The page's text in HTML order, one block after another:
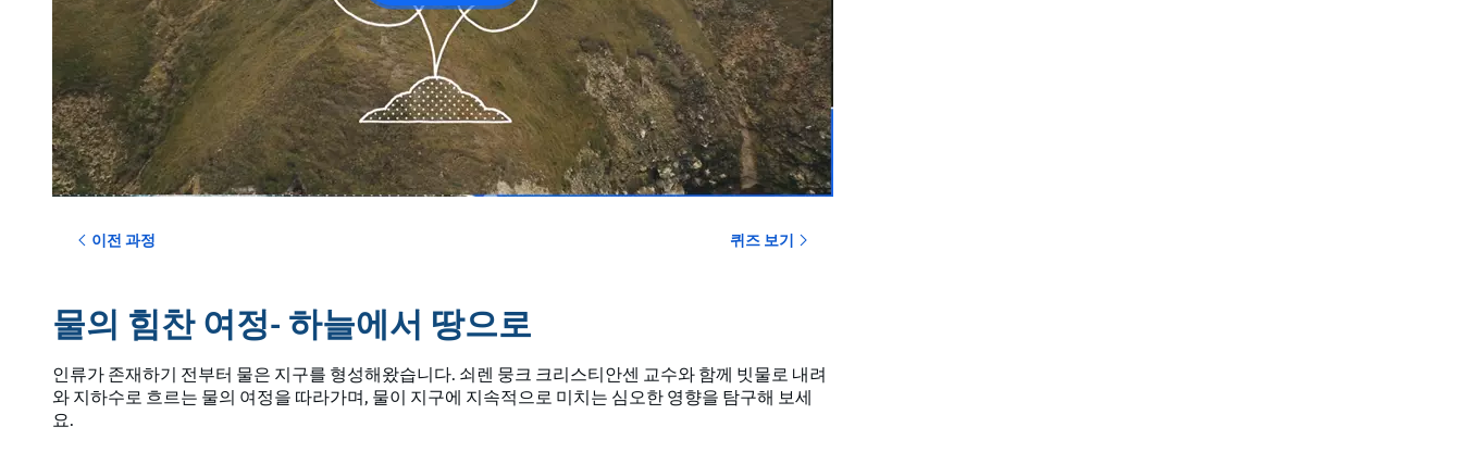
이전 과정 퀴즈 보기
물의 힘찬 여정- 하늘에서 땅으로
인류가 존재하기 전부터 물은 지구를 형성해왔습니다. 쇠렌 뭉크 크리스티안센 교수와 함께 빗물로 내려
와 지하수로 흐르는 물의 여정을 따라가며, 물이 지구에 지속적으로 미치는 심오한 영향을 탐구해 보세
요.